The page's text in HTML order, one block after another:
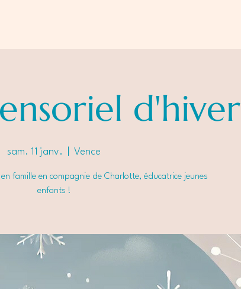
d'hiver
sam. 11 janv. Vence
famille en compagnie de Charlotte, éducatrice jeunes
enfants !